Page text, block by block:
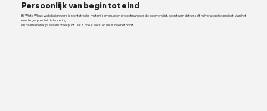
Persoonlijk van begin tot eind
Bij White Whale Webdesign werk je rechtstreeks met mij samen, geen projectmanager die doorverwijst, geen team dat wisselt halverwege het project. Van het
eerste gesprek tot de lancering
en daarna ben ik jouw aanspreekpunt. Dat is hoe ik werk, en dat is hoe het hoort.